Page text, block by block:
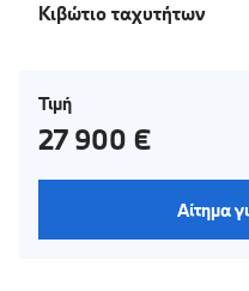
Κιβώτιο ταχυτήτων
Τιμή
27 900 €
Αίτημα